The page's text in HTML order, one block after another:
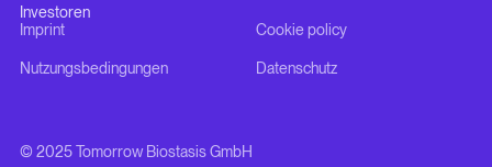
Investoren
© 2025 Tomorrow Biostasis GmbH
Imprint Cookie policy
Nutzungsbedingungen Datenschutz